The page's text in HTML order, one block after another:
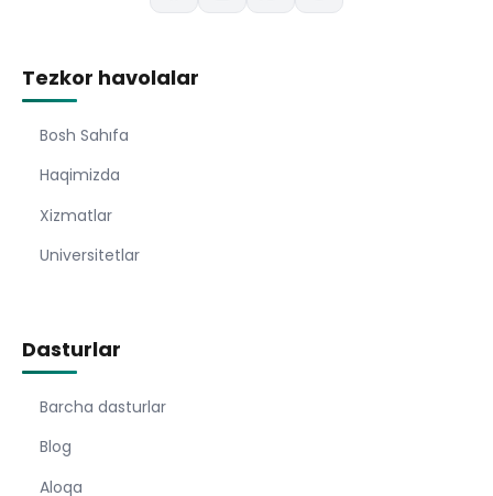
Tezkor havolalar
Bosh Sahıfa
Haqimizda
Xizmatlar
Universitetlar
Dasturlar
Barcha dasturlar
Blog
Aloqa